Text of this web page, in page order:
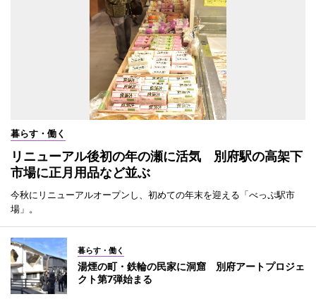
暮らす・働く
リニューアル後初の年の瀬に活気 別府駅の高架下
市場に正月用品など並ぶ
今秋にリニューアルオープンし、初めての年末を迎える「べっぷ駅市
場」。
暮らす・働く
湯煙の町・鉄輪の民家に洞窟 別府アートプロジェ
クト第7弾始まる